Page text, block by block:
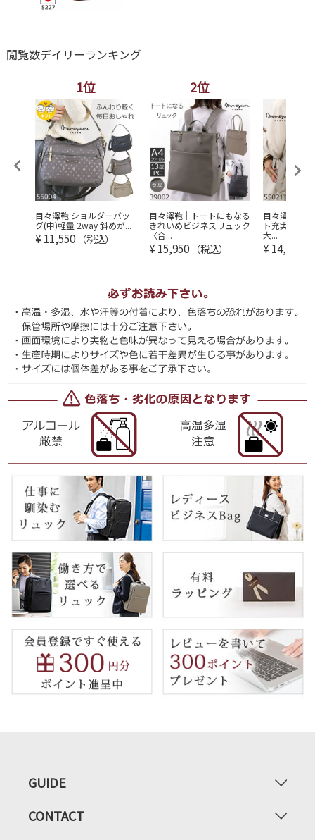
閲覧数デイリーランキング
1位
目々澤鞄 ショルダーバッ
グ(中)軽量 2way 斜めが...
¥ 11,550 （税込）
2位
目々澤鞄｜トートにもなる
きれいめビジネスリュック
〈合...
¥ 15,950 （税込）
目々澤鞄 リ
ト充実 軽量
大...
¥ 14,300
GUIDE
CONTACT